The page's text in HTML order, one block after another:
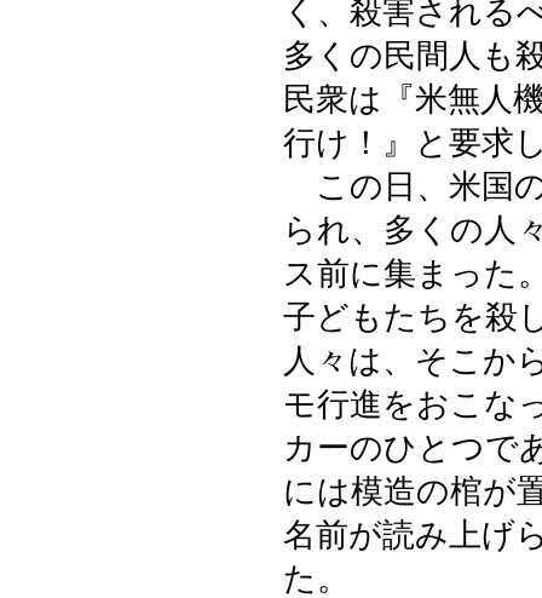
く、殺害される
多くの民間人も
民衆は『米無人
行け！』と要求
この日、米国
られ、多くの人
ス前に集まった
子どもたちを殺
人々は、そこか
モ行進をおこな
カーのひとつで
には模造の棺が
名前が読み上げ
た。